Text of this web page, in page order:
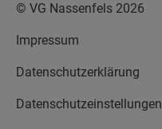
© VG Nassenfels 2026
Impressum
Datenschutzerklärung
Datenschutzeinstellungen